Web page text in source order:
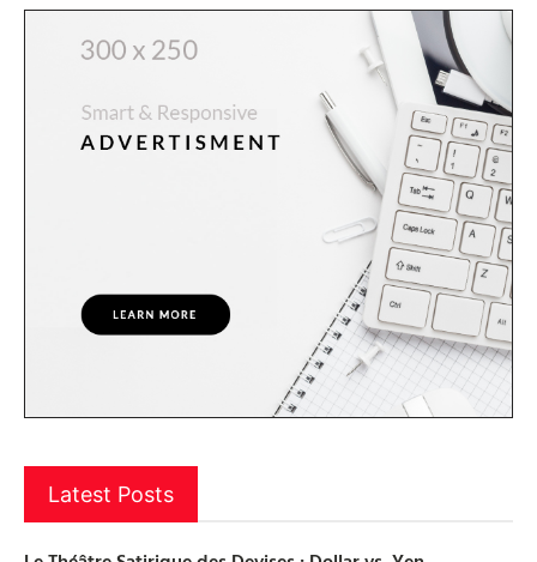
Latest Posts